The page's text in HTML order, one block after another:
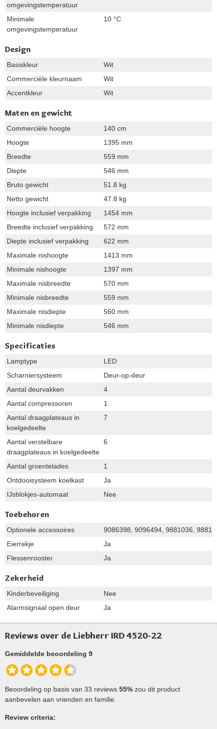
omgevingstemperatuur
Minimale
omgevingstemperatuur
10 °C
Design
Basiskleur
Wit
Commerciële kleurnaam
Wit
Accentkleur
Wit
Maten en gewicht
Commerciële hoogte
140 cm
Hoogte
1395 mm
Breedte
559 mm
Diepte
546 mm
Bruto gewicht
51.8 kg
Netto gewicht
47.8 kg
Hoogte inclusief verpakking
1454 mm
Breedte inclusief verpakking
572 mm
Diepte inclusief verpakking
622 mm
Maximale nishoogte
1413 mm
Minimale nishoogte
1397 mm
Maximale nisbreedte
570 mm
Minimale nisbreedte
559 mm
Maximale nisdiepte
560 mm
Minimale nisdiepte
546 mm
Specificaties
Lamptype
LED
Scharniersysteem
Deur-op-deur
Aantal deurvakken
4
Aantal compressoren
1
Aantal draagplateaus in
koelgedeelte
7
Aantal verstelbare
draagplateaus in koelgedeelte
6
Aantal groentelades
1
Ontdooisysteem koelkast
Ja
IJsblokjes-automaat
Nee
Toebehoren
Optionele accessoires
9086398, 9096494, 9881036,
Eierrekje
Ja
Flessenrooster
Ja
Zekerheid
Kinderbeveiliging
Nee
Alarmsignaal open deur
Ja
Reviews over de Liebherr IRD 4520-22
Gemiddelde beoordeling 9
Beoordeling op basis van 33 reviews 55% zou dit product
aanbevelen aan vrienden en familie.
Review criteria: